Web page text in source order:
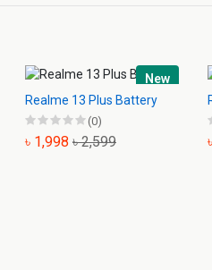
New
Realme 13 Plus Battery
(0)
৳ 1,998 ৳ 2,599